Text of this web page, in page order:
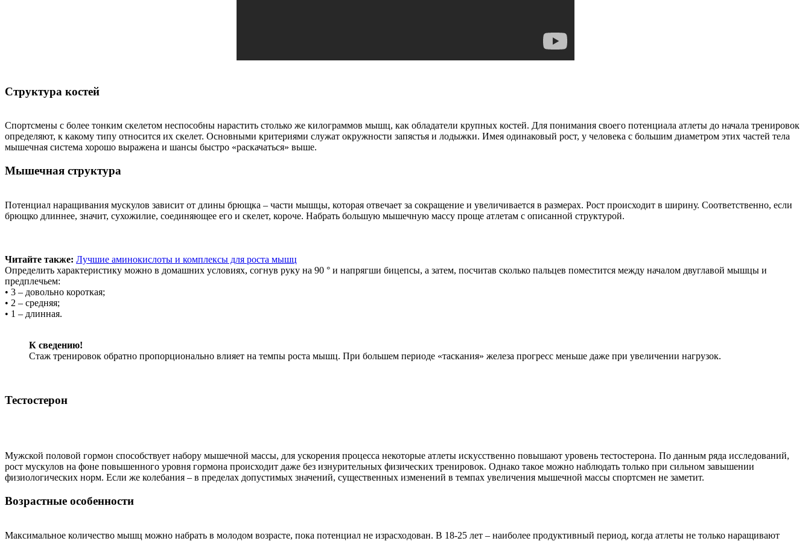
Структура костей
Спортсмены с более тонким скелетом неспособны нарастить столько же килограммов мышц, как обладатели крупных костей. Для понимания своего потенциала атлеты до начала тренировок
определяют, к какому типу относится их скелет. Основными критериями служат окружности запястья и лодыжки. Имея одинаковый рост, у человека с большим диаметром этих частей тела
мышечная система хорошо выражена и шансы быстро «раскачаться» выше.
Мышечная структура
Потенциал наращивания мускулов зависит от длины брющка – части мышцы, которая отвечает за сокращение и увеличивается в размерах. Рост происходит в ширину. Соответственно, если
брющко длиннее, значит, сухожилие, соединяющее его и скелет, короче. Набрать большую мышечную массу проще атлетам с описанной структурой.
Читайте также: Лучшие аминокислоты и комплексы для роста мышц
Определить характеристику можно в домашних условиях, согнув руку на 90 ° и напрягши бицепсы, а затем, посчитав сколько пальцев поместится между началом двуглавой мышцы и
предплечьем:
• 3 – довольно короткая;
• 2 – средняя;
• 1 – длинная.
К сведению!
Стаж тренировок обратно пропорционально влияет на темпы роста мышц. При большем периоде «таскания» железа прогресс меньше даже при увеличении нагрузок.
Тестостерон
Мужской половой гормон способствует набору мышечной массы, для ускорения процесса некоторые атлеты искусственно повышают уровень тестостерона. По данным ряда исследований,
рост мускулов на фоне повышенного уровня гормона происходит даже без изнурительных физических тренировок. Однако такое можно наблюдать только при сильном завышении
физиологических норм. Если же колебания – в пределах допустимых значений, существенных изменений в темпах увеличения мышечной массы спортсмен не заметит.
Возрастные особенности
Максимальное количество мышц можно набрать в молодом возрасте, пока потенциал не израсходован. В 18-25 лет – наиболее продуктивный период, когда атлеты не только наращивают